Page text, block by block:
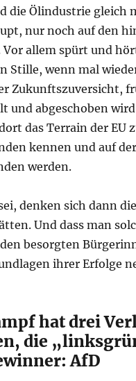
die Ölindustrie gleich
nur noch auf den
allem spürt und
Stille, wenn mal
Zukunftszuversicht,
und abgeschoben
das Terrain der EU
kennen und auf
werden.
denken sich dann
Und dass man
besorgten
ihrer Erfolge
hat drei
die
AfD